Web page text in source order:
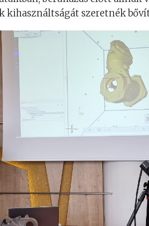
kihasználtságát szeretnék